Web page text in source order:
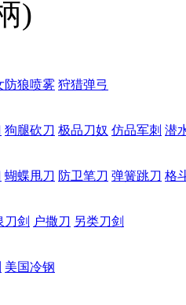
)
防狼喷雾 狩猎弹弓
狗腿砍刀 极品刀奴 仿品军刺 潜
蝴蝶甩刀 防卫笔刀 弹簧跳刀 格
刀剑 户撒刀 另类刀剑
美国冷钢